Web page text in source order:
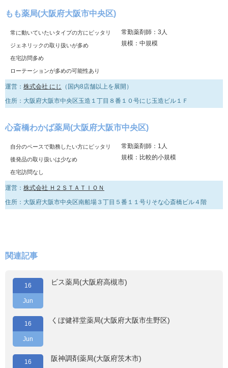
もも薬局(大阪府大阪市中央区)
常に動いていたいタイプの方にピッタリ
ジェネリックの取り扱いが多め
在宅訪問多め
ローテーションが多めの可能性あり
常勤薬剤師：3人
規模：中規模
運営： 株式会社 にじ
（国内8店舗以上を展開）
住所：大阪府大阪市中央区玉造１丁目８番１０号にじ玉造ビル１Ｆ
心斎橋わかば薬局(大阪府大阪市中央区)
自分のペースで勤務したい方にピッタリ
後発品の取り扱いは少なめ
在宅訪問なし
常勤薬剤師：1人
規模：比較的小規模
運営： 株式会社 Ｈ２ＳＴＡＴＩＯＮ
住所：大阪府大阪市中央区南船場３丁目５番１１号りそな心斎橋ビル４階
関連記事
16
Jun
ビス薬局(大阪府高槻市)
16
Jun
くぼ健祥堂薬局(大阪府大阪市生野区)
16 阪神調剤薬局(大阪府茨木市)